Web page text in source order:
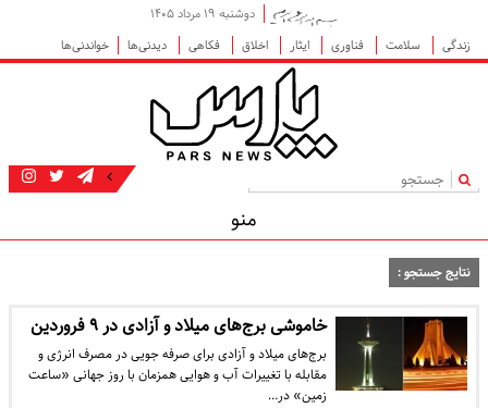
دوشنبه ۱۹ مرداد ۱۴۰۵
زندگی
سلامت فناوری ایثار اخلاق فکاهی دیدنی‌ها خواندنی‌ها
|
منو
نتایج جستجو :
خاموشی برج‌های میلاد و آزادی در ۹ فروردین
برج‌های میلاد و آزادی برای صرفه جویی در مصرف انرژی و
مقابله با تغییرات آب و هوایی همزمان با روز جهانی «ساعت
زمین» در…